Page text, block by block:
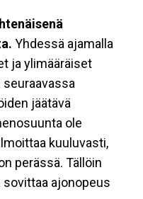
Yhdessä ajamalla
ja ylimääräiset
jäätävä
ole
kuuluvasti,
perässä. Tällöin
sovittaa ajonopeus